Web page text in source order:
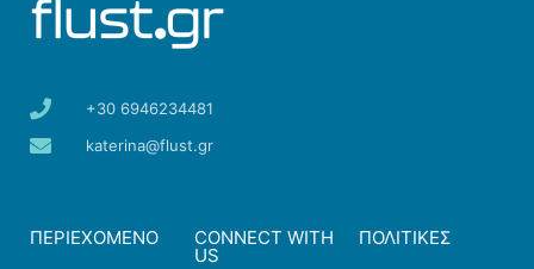
+30 6946234481
katerina@flust.gr
ΠΕΡΙΕΧΟΜΕΝΟ CONNECT WITH
US
ΠΟΛΙΤΙΚΕΣ